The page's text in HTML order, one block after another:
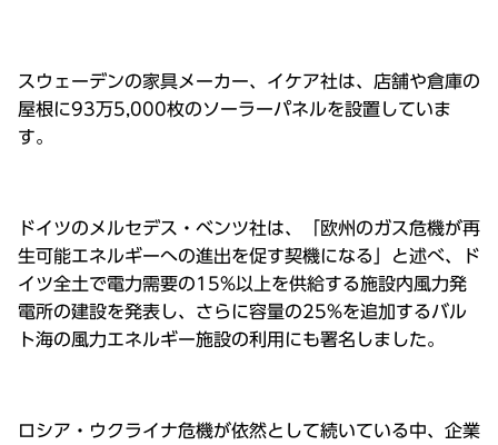
スウェーデンの家具メーカー、イケア社は、店舗や倉庫の
屋根に93万5,000枚のソーラーパネルを設置していま
す。
ドイツのメルセデス・ベンツ社は、「欧州のガス危機が再
⽣可能エネルギーへの進出を促す契機になる」と述べ、ド
イツ全⼟で電⼒需要の15%以上を供給する施設内⾵⼒発
電所の建設を発表し、さらに容量の25%を追加するバル
ト海の⾵⼒エネルギー施設の利⽤にも署名しました。
ロシア・ウクライナ危機が依然として続いている中、企業